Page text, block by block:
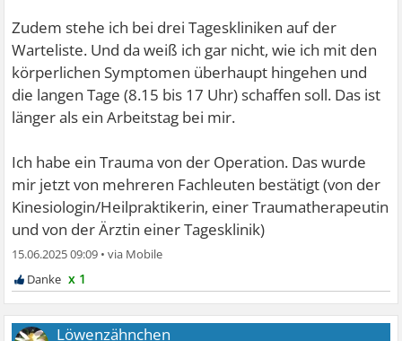
Zudem stehe ich bei drei Tageskliniken auf der
Warteliste. Und da weiß ich gar nicht, wie ich mit den
körperlichen Symptomen überhaupt hingehen und
die langen Tage (8.15 bis 17 Uhr) schaffen soll. Das ist
länger als ein Arbeitstag bei mir.
Ich habe ein Trauma von der Operation. Das wurde
mir jetzt von mehreren Fachleuten bestätigt (von der
Kinesiologin/Heilpraktikerin, einer Traumatherapeutin
und von der Ärztin einer Tagesklinik)
15.06.2025 09:09 •
x 1
Löwenzähnchen